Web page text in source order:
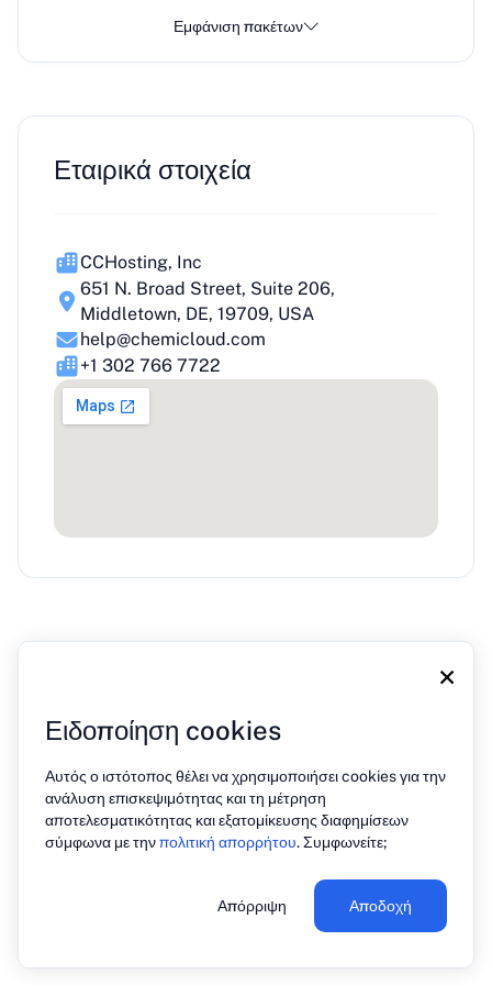
×
Ειδοποίηση cookies
Αυτός ο ιστότοπος θέλει να χρησιμοποιήσει cookies για την
ανάλυση επισκεψιμότητας και τη μέτρηση
αποτελεσματικότητας και εξατομίκευσης διαφημίσεων
σύμφωνα με τηνπολιτική απορρήτου. Συμφωνείτε;
Απόρριψη Αποδοχή
Εμφάνιση πακέτων
Εταιρικά στοιχεία
CCHosting, Inc
651 N. Broad Street, Suite 206,
Middletown, DE, 19709, USA
help@chemicloud.com
+1 302 766 7722
Πολιτική απορρήτου
© 2026 PREHOST. Με επιφύλαξη παντός δικαιώματος